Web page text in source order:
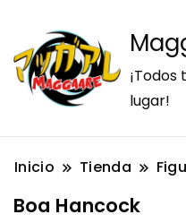
¡Todos
lugar!
Inicio Tienda
Boa Hancock